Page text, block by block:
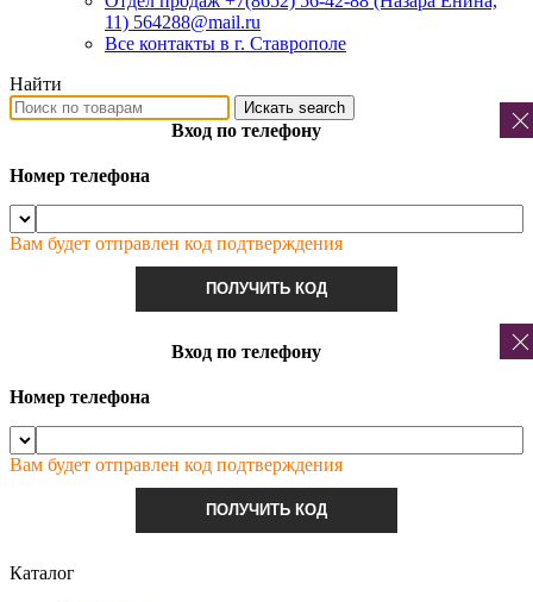
11) 564288@mail.ru
Все контакты в г. Ставрополе
Найти
Искать search
Вход по телефону
Номер телефона
Вам будет отправлен код подтверждения
ПОЛУЧИТЬ КОД
Вход по телефону
Номер телефона
Вам будет отправлен код подтверждения
ПОЛУЧИТЬ КОД
Каталог